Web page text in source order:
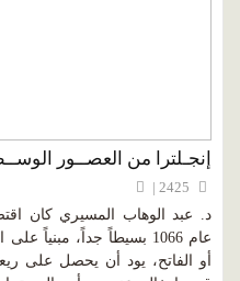
إنجـلترا من العصــور
د. عبد الوهاب المسيري كان
عام 1066 بسيطاً جداً،
أو الفاتح، يود أن يحصل على